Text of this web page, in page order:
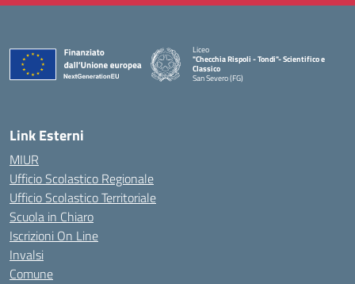
Liceo
"Checchia Rispoli - Tondi"- Scientifico e
Classico
San Severo (FG)
Link Esterni
MIUR
Ufficio Scolastico Regionale
Ufficio Scolastico Territoriale
Scuola in Chiaro
Iscrizioni On Line
Invalsi
Comune